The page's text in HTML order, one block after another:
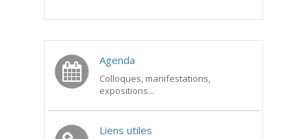
Agenda
Colloques, manifestations,
expositions...
Liens utiles